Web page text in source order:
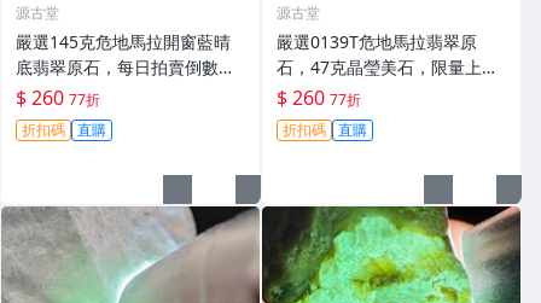
源古堂
嚴選145克危地馬拉開窗藍晴
底翡翠原石，每日拍賣倒數計
時，即刻競拍。危地馬拉翡翠
擬價 藍色翡翠 晶塊 夜拍截標
十一點
$ 260 77折
折扣碼 直購
源古堂
嚴選0139T危地馬拉翡翠原
石，47克晶瑩美石，限量上
拍，今夜11點截標！真實成交
等你來。危地馬拉 翡翠原石 拍
賣
$ 260 77折
折扣碼 直購